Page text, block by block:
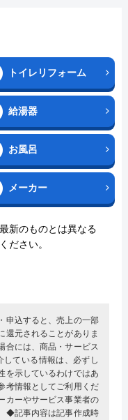
トイレリフォーム
給湯器
お風呂
メーカー
新のものとは異なる
ださい。
申込すると、売上の一部
還元されることがありま
合には、商品・サービス
ている情報は、必ずし
を示しているわけではあ
考情報としてご利用くだ
カーやサービス事業者の
◆記事内容は記事作成時